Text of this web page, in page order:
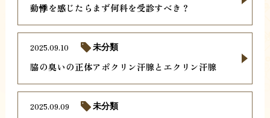
動悸を感じたらまず何科を受診すべき？
脇の臭いの正体アポクリン汗腺とエクリン汗腺
2025.09.10 未分類
2025.09.09 未分類